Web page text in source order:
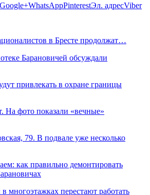
Google+WhatsAppPinterestЭл. адресViber
в Бресте продолжат…
Барановичей обсуждали
привлекать в охране границы
На фото показали «вечные»
79. В подвале уже несколько
как правильно демонтировать
многоэтажках перестают работать